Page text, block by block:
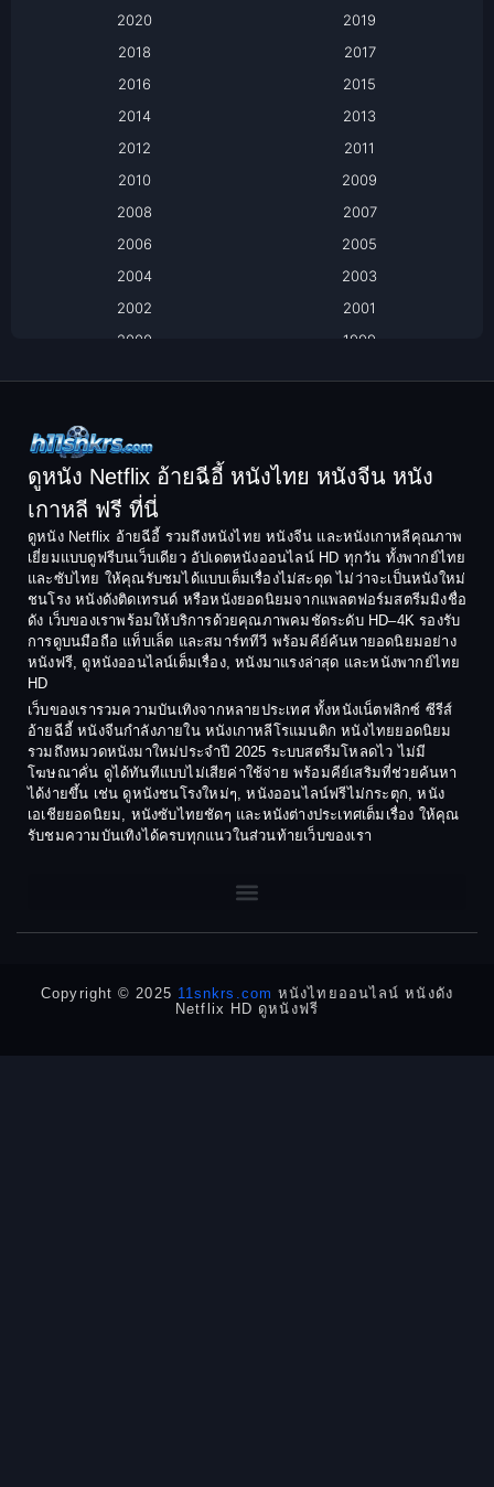
Based on a True Story เรื่องจริง
Based on a True Story เรื่องจริง
Comedy ตลก
Coming-of-age ชีวิตวัยรุ่น
Crime อาชญากรรม
Crime อาชญากรรม
Culture
Dance เต้น
Dark Comedy ตลกร้าย
DC
Detective
Detective สืบสวน
2020
2019
2018
2017
2016
2015
2014
2013
2012
2011
2010
2009
2008
2007
2006
2005
2004
2003
2002
2001
2000
1999
1994
1992
1991
1990
1988
1987
1986
1985
1984
1983
1982
1981
1980
1978
1974
1973
1972
1971
1970
1969
1968
1964
ดูหนัง Netflix อ้ายฉีอี้ หนังไทย หนังจีน หนัง
เกาหลี ฟรี ที่นี่
ดูหนัง Netflix อ้ายฉีอี้ รวมถึงหนังไทย หนังจีน และหนังเกาหลีคุณภาพ
เยี่ยมแบบดูฟรีบนเว็บเดียว อัปเดตหนังออนไลน์ HD ทุกวัน ทั้งพากย์ไทย
และซับไทย ให้คุณรับชมได้แบบเต็มเรื่องไม่สะดุด ไม่ว่าจะเป็นหนังใหม่
ชนโรง หนังดังติดเทรนด์ หรือหนังยอดนิยมจากแพลตฟอร์มสตรีมมิงชื่อ
ดัง เว็บของเราพร้อมให้บริการด้วยคุณภาพคมชัดระดับ HD–4K รองรับ
การดูบนมือถือ แท็บเล็ต และสมาร์ททีวี พร้อมคีย์ค้นหายอดนิยมอย่าง
หนังฟรี, ดูหนังออนไลน์เต็มเรื่อง, หนังมาแรงล่าสุด และหนังพากย์ไทย
HD
เว็บของเรารวมความบันเทิงจากหลายประเทศ ทั้งหนังเน็ตฟลิกซ์ ซีรีส์
อ้ายฉีอี้ หนังจีนกำลังภายใน หนังเกาหลีโรแมนติก หนังไทยยอดนิยม
รวมถึงหมวดหนังมาใหม่ประจำปี 2025 ระบบสตรีมโหลดไว ไม่มี
โฆษณาคั่น ดูได้ทันทีแบบไม่เสียค่าใช้จ่าย พร้อมคีย์เสริมที่ช่วยค้นหา
ได้ง่ายขึ้น เช่น ดูหนังชนโรงใหม่ๆ, หนังออนไลน์ฟรีไม่กระตุก, หนัง
เอเชียยอดนิยม, หนังซับไทยชัดๆ และหนังต่างประเทศเต็มเรื่อง ให้คุณ
รับชมความบันเทิงได้ครบทุกแนวในส่วนท้ายเว็บของเรา
Copyright © 2025 11snkrs.com หนังไทยออนไลน์ หนังดัง
Netflix HD ดูหนังฟรี